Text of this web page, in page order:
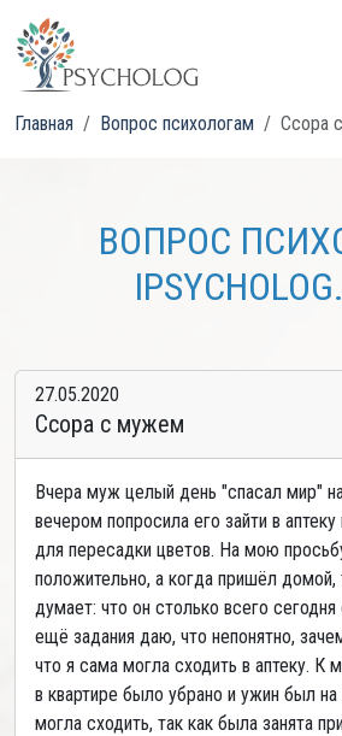
Главная Вопрос психологам Ссора
ВОПРОС
27.05.2020
Ссора с мужем
Вчера муж целый день "спасал мир"
вечером попросила его зайти в
для пересадки цветов. На мою
положительно, а когда пришёл домой,
думает: что он столько всего
ещё задания даю, что непонятно,
что я сама могла сходить в аптеку. К
в квартире было убрано и ужин был на
могла сходить, так как была занята